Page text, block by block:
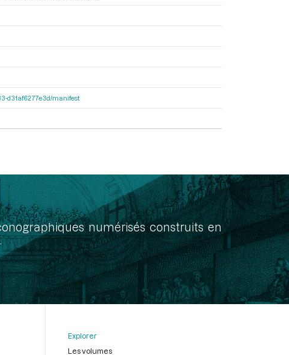
d31af6277e3d/manifest
numérisés construits en
Explorer
Les volumes